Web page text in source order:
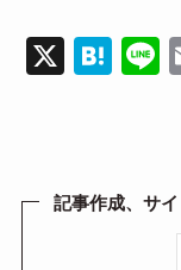
X H
a
記事作成、サ